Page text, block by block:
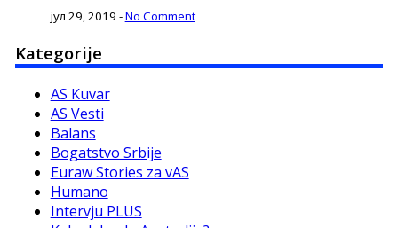
јул 29, 2019 -No Comment
Kategorije
AS Kuvar
AS Vesti
Balans
Bogatstvo Srbije
Euraw Stories za vAS
Humano
Intervju PLUS